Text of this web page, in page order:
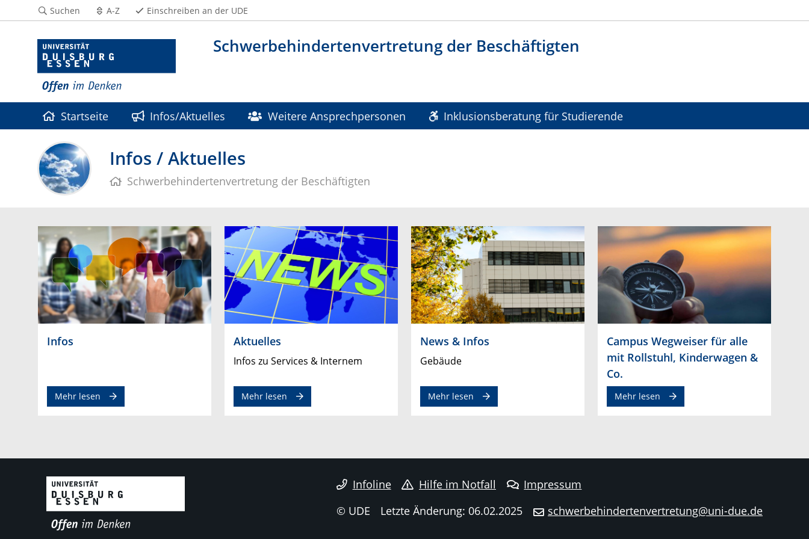
Schwerbehindertenvertretung der Beschäftigten
Suchen A-Z Einschreiben an der UDE
Startseite Infos/Aktuelles Weitere Ansprechpersonen Inklusionsberatung für Studierende
Infos / Aktuelles
Schwerbehindertenvertretung der Beschäftigten
Infos
Mehr lesen
Aktuelles
Infos zu Services & Internem
Mehr lesen
News & Infos
Gebäude
Mehr lesen
Campus Wegweiser für alle
mit Rollstuhl, Kinderwagen &
Co.
Mehr lesen
Infoline Hilfe im Notfall
Impressum
© UDE
Letzte Änderung: 06.02.2025 schwerbehindertenvertretung@uni-due.de